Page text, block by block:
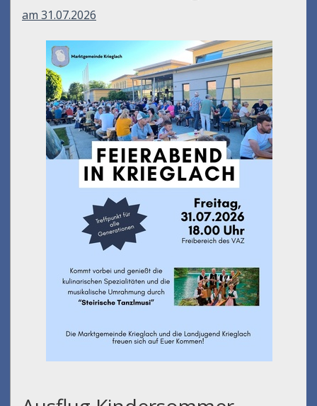
am 31.07.2026